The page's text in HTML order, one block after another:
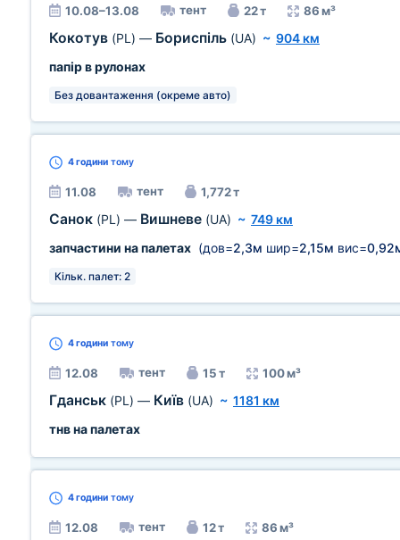
10.08–13.08 тент 22 т 86 м³
Кокотув (PL) — Бориспіль (UA) ~ 904 км
папір в рулонах
Без довантаження (окреме авто)
4 години тому
11.08 тент 1,772 т
Санок (PL) — Вишневе (UA) ~ 749 км
запчастини на палетах (дов=2,3м шир=2,15м вис=
Кільк. палет: 2
4 години тому
12.08 тент 15 т 100 м³
Гданськ (PL) — Київ (UA) ~ 1181 км
тнв на палетах
4 години тому
12.08 тент 12 т 86 м³